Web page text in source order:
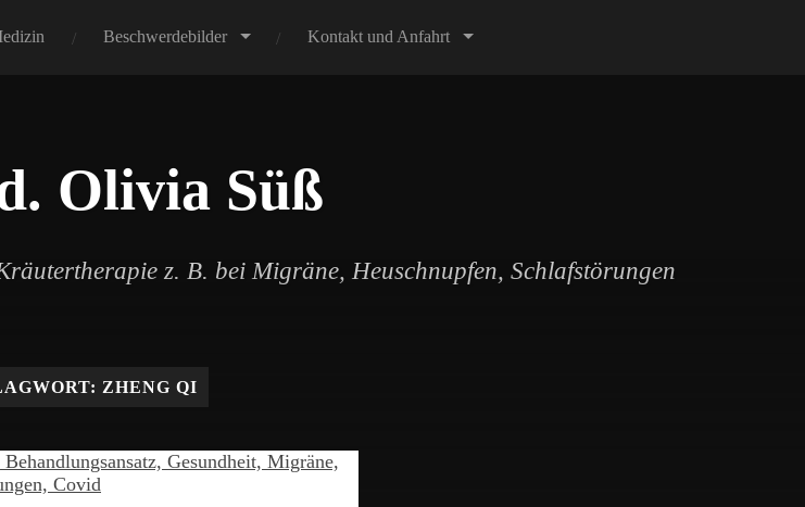
Beschwerdebilder Kontakt und Anfahrt
Olivia Süß
z. B. bei Migräne, Heuschnupfen, Schlafstörungen
ZHENG QI